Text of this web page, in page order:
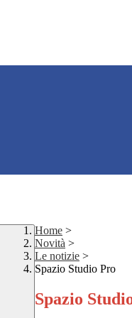
Home >
Novità >
Le notizie >
Spazio Studio Pro
Spazio